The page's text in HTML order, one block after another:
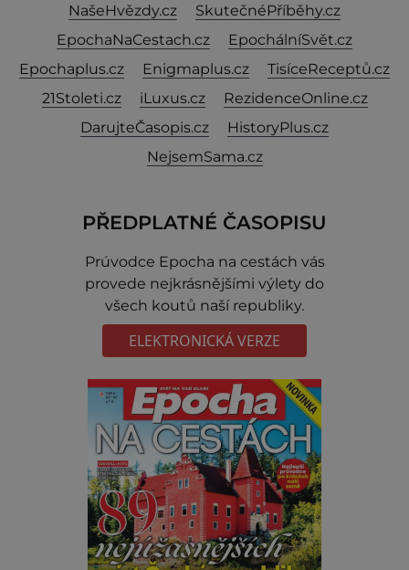
NašeHvězdy.cz
SkutečnéPříběhy.cz
EpochaNaCestach.cz
EpochálníSvět.cz
Epochaplus.cz
Enigmaplus.cz
TisíceReceptů.cz
21Stoleti.cz
iLuxus.cz
RezidenceOnline.cz
DarujteČasopis.cz
HistoryPlus.cz
NejsemSama.cz
PŘEDPLATNÉ ČASOPISU
Prúvodce Epocha na cestách vás
provede nejkrásnějšími výlety do
všech koutů naší republiky.
ELEKTRONICKÁ VERZE